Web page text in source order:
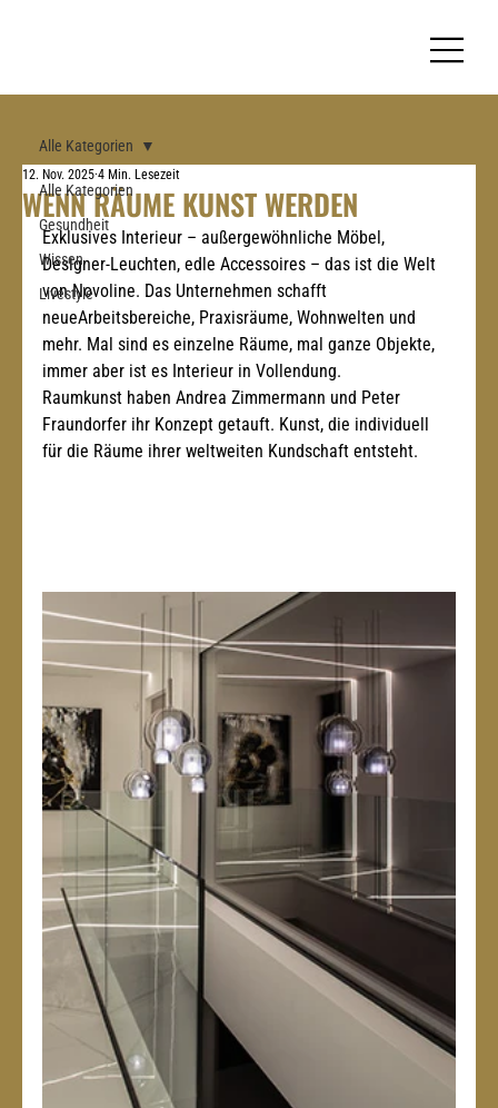
Alle Kategorien
Gesundheit
Wissen
Livestyle
Alle Kategorien
WENN RÄUME KUNST WERDEN
12. Nov. 2025 4 Min. Lesezeit
Exklusives Interieur – außergewöhnliche Möbel,
Designer-Leuchten, edle Accessoires – das ist die Welt
von Novoline. Das Unternehmen schafft
neueArbeitsbereiche, Praxisräume, Wohnwelten und
mehr. Mal sind es einzelne Räume, mal ganze Objekte,
immer aber ist es Interieur in Vollendung.
Raumkunst haben Andrea Zimmermann und Peter
Fraundorfer ihr Konzept getauft. Kunst, die individuell
für die Räume ihrer weltweiten Kundschaft entsteht.